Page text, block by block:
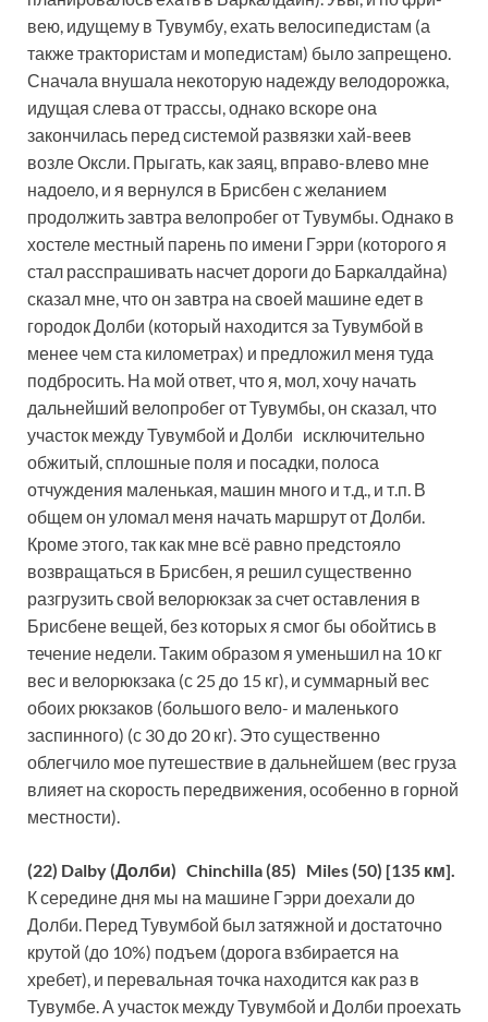
вею, идущему в Тувумбу, ехать велосипедистам (а
также трактористам и мопедистам) было запрещено.
Сначала внушала некоторую надежду велодорожка,
идущая слева от трассы, однако вскоре она
закончилась перед системой развязки хай-веев
возле Оксли. Прыгать, как заяц, вправо-влево мне
надоело, и я вернулся в Брисбен с желанием
продолжить завтра велопробег от Тувумбы. Однако в
хостеле местный парень по имени Гэрри (которого я
стал расспрашивать насчет дороги до Баркалдайна)
сказал мне, что он завтра на своей машине едет в
городок Долби (который находится за Тувумбой в
менее чем ста километрах) и предложил меня туда
подбросить. На мой ответ, что я, мол, хочу начать
дальнейший велопробег от Тувумбы, он сказал, что
участок между Тувумбой и Долби исключительно
обжитый, сплошные поля и посадки, полоса
отчуждения маленькая, машин много и т.д., и т.п. В
общем он уломал меня начать маршрут от Долби.
Кроме этого, так как мне всё равно предстояло
возвращаться в Брисбен, я решил существенно
разгрузить свой велорюкзак за счет оставления в
Брисбене вещей, без которых я смог бы обойтись в
течение недели. Таким образом я уменьшил на 10 кг
вес и велорюкзака (с 25 до 15 кг), и суммарный вес
обоих рюкзаков (большого вело- и маленького
заспинного) (с 30 до 20 кг). Это существенно
облегчило мое путешествие в дальнейшем (вес груза
влияет на скорость передвижения, особенно в горной
местности).
(22) Dalby (Долби) Chinchilla (85) Miles (50) [135 км].
К середине дня мы на машине Гэрри доехали до
Долби. Перед Тувумбой был затяжной и достаточно
крутой (до 10%) подъем (дорога взбирается на
хребет), и перевальная точка находится как раз в
Тувумбе. А участок между Тувумбой и Долби проехать